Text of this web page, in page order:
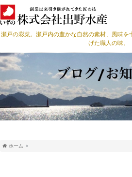
瀬戸の彩菜。瀬戸内の豊かな自然の素材、風味
げた職人の味。
ホーム